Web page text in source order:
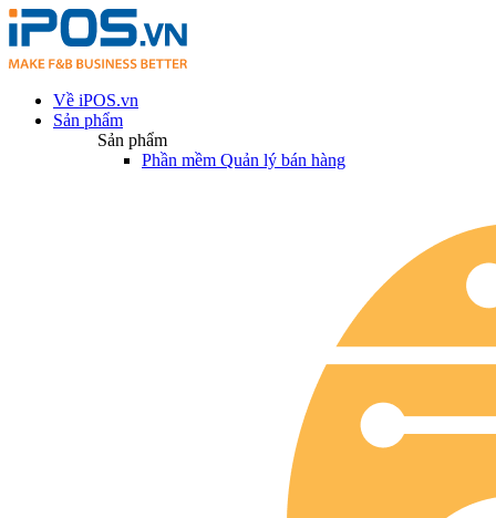
Về iPOS.vn
Sản phẩm
Sản phẩm
Phần mềm Quản lý bán hàng